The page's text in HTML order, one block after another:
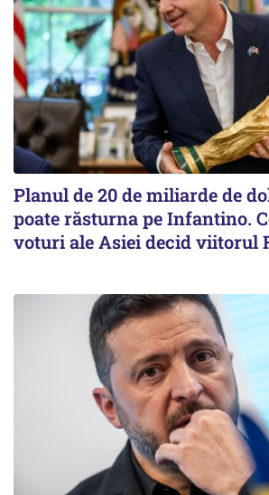
Planul de 20 de miliarde de
poate răsturna pe Infantino.
voturi ale Asiei decid viitorul